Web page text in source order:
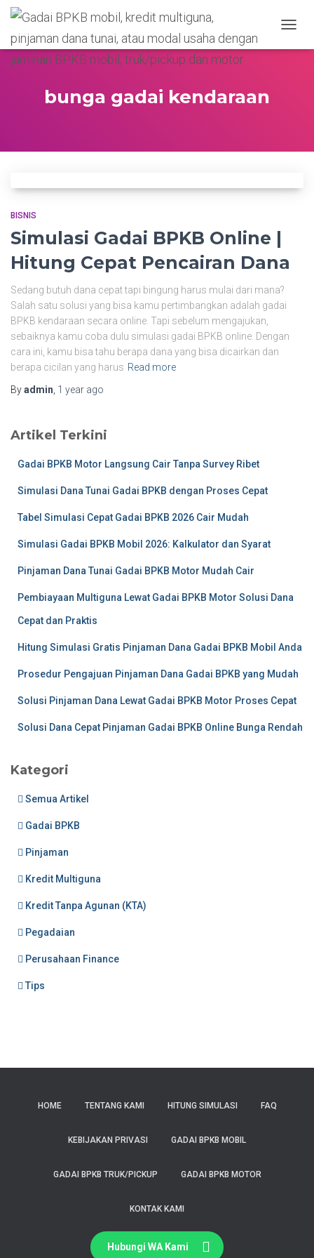
Hubungi WA Kami
bunga gadai kendaraan
BISNIS
Simulasi Gadai BPKB Online |
Hitung Cepat Pencairan Dana
Sedang butuh dana cepat tapi bingung harus mulai dari mana?
Salah satu solusi yang bisa kamu pertimbangkan adalah gadai
BPKB kendaraan secara online. Tapi sebelum mengajukan,
sebaiknya kamu coba dulu simulasi gadai BPKB online. Dengan
cara ini, kamu bisa tahu berapa dana yang bisa dicairkan dan
berapa cicilan yang harus Read more
Byadmin 1 year ago
Artikel Terkini
Gadai BPKB Motor Langsung Cair Tanpa Survey Ribet
Simulasi Dana Tunai Gadai BPKB dengan Proses Cepat
Tabel Simulasi Cepat Gadai BPKB 2026 Cair Mudah
Simulasi Gadai BPKB Mobil 2026: Kalkulator dan Syarat
Pinjaman Dana Tunai Gadai BPKB Motor Mudah Cair
Pembiayaan Multiguna Lewat Gadai BPKB Motor Solusi Dana
Cepat dan Praktis
Hitung Simulasi Gratis Pinjaman Dana Gadai BPKB Mobil Anda
Prosedur Pengajuan Pinjaman Dana Gadai BPKB yang Mudah
Solusi Pinjaman Dana Lewat Gadai BPKB Motor Proses Cepat
Solusi Dana Cepat Pinjaman Gadai BPKB Online Bunga Rendah
Kategori
Semua Artikel
Gadai BPKB
Pinjaman
Kredit Multiguna
Kredit Tanpa Agunan (KTA)
Pegadaian
Perusahaan Finance
Tips
HOME TENTANG KAMI HITUNG SIMULASI FAQ
KEBIJAKAN PRIVASI GADAI BPKB MOBIL
GADAI BPKB TRUK/PICKUP GADAI BPKB MOTOR
KONTAK KAMI